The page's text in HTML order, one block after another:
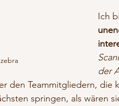
Ich
der
den Teammitgliedern, die
springen, als wären